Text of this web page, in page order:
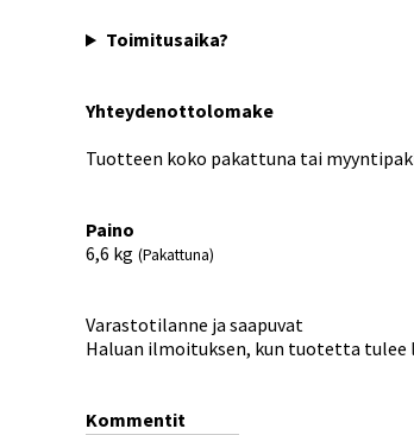
Toimitusaika?
Yhteydenottolomake
Tuotteen koko pakattuna tai
Paino
6,6 kg (Pakattuna)
Varastotilanne ja saapuvat
Haluan ilmoituksen, kun tuotetta tulee
Kommentit